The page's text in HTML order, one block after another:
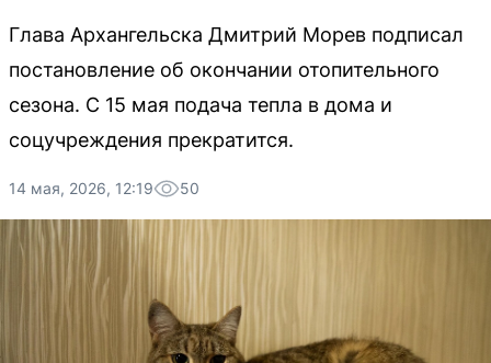
Глава Архангельска Дмитрий Морев подписал
постановление об окончании отопительного
сезона. С 15 мая подача тепла в дома и
соцучреждения прекратится.
14 мая, 2026, 12:19 50